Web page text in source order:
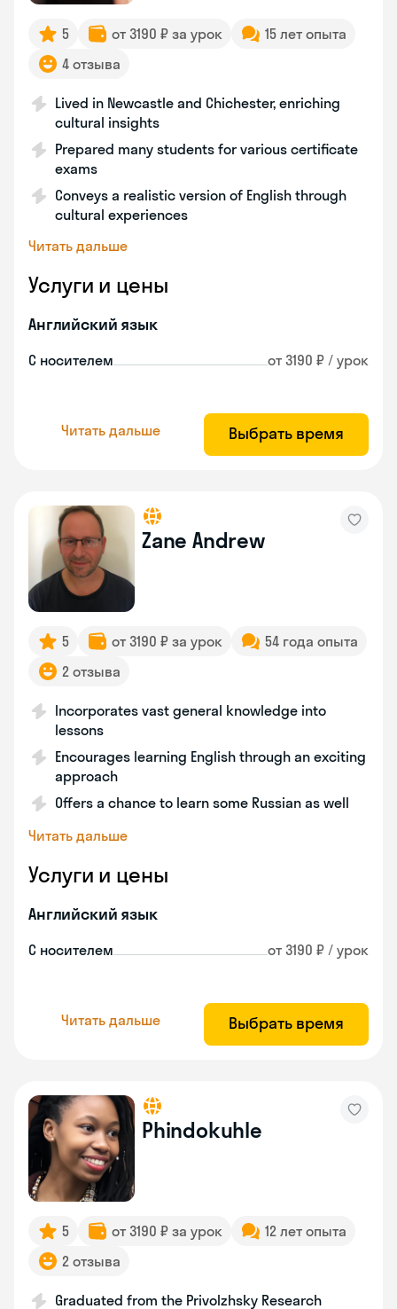
5 от 3190 ₽ за урок
15 лет опыта
4 отзыва
Lived in Newcastle and Chichester, enriching
cultural insights
Prepared many students for various certificate
exams
Conveys a realistic version of English through
cultural experiences
Читать дальше
Услуги и цены
Английский язык
С носителем от 3190 ₽ / урок
Читать дальше Выбрать время
Zane Andrew
5 от 3190 ₽ за урок
54 года опыта
2 отзыва
Incorporates vast general knowledge into
lessons
Encourages learning English through an exciting
approach
Offers a chance to learn some Russian as well
Читать дальше
Услуги и цены
Английский язык
С носителем от 3190 ₽ / урок
Читать дальше Выбрать время
Phindokuhle
5 от 3190 ₽ за урок
12 лет опыта
2 отзыва
Graduated from the Privolzhsky Research